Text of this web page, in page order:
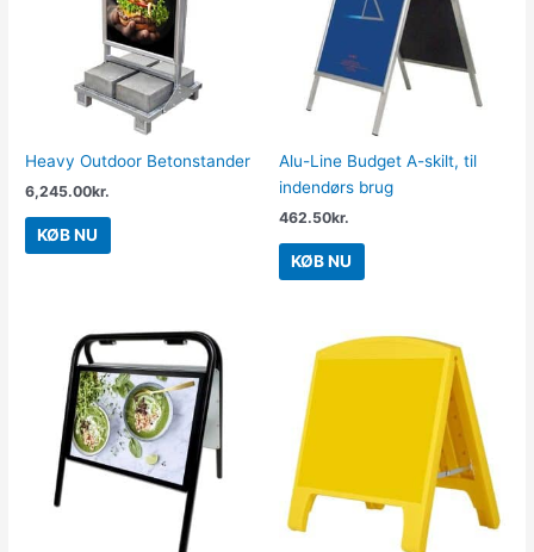
Heavy Outdoor Betonstander
6,245.00kr.
KØB NU
Alu-Line Budget A-skilt, til
indendørs brug
462.50kr.
KØB NU